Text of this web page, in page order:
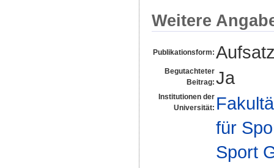
Weitere
Publikationsform:
Begutachteter
Beitrag: Ja
Institutionen der
Universität:
für
Sport